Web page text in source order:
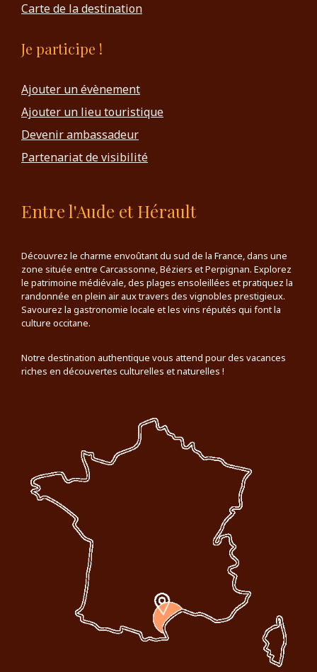
Carte de la destination
Je participe !
Ajouter un évènement
Ajouter un lieu touristique
Devenir ambassadeur
Partenariat de visibilité
Entre l'Aude et Hérault
Découvrez le charme envoûtant du sud de la France, dans une
zone située entre Carcassonne, Béziers et Perpignan. Explorez
le patrimoine médiévale, des plages ensoleillées et pratiquez la
randonnée en plein air aux travers des vignobles prestigieux.
Savourez la gastronomie locale et les vins réputés qui font la
culture occitane.
Notre destination authentique vous attend pour des vacances
riches en découvertes culturelles et naturelles !